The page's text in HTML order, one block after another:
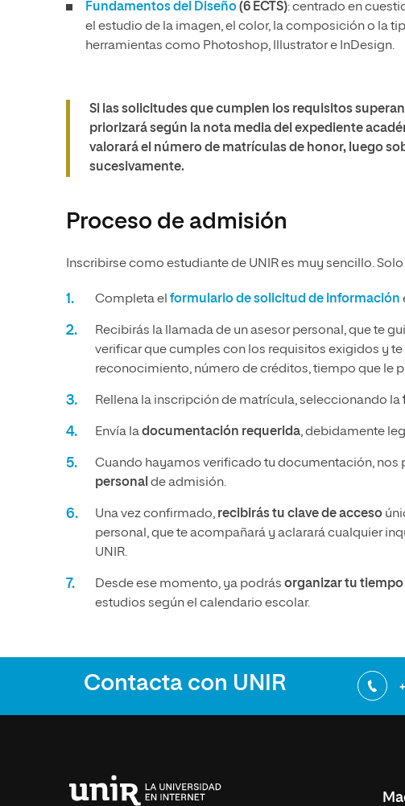
Fundamentos del Diseño(6 ECTS): centrado en
el estudio de la imagen, el color, la composición o la
herramientas como Photoshop, Illustrator e InDesign.
Si las solicitudes que cumplen los requisitos
priorizará según la nota media del expediente
valorará el número de matrículas de honor, luego
sucesivamente.
Proceso de admisión
Inscribirse como estudiante de UNIR es muy sencillo.
Completa el formulario de solicitud de información
Recibirás la llamada de un asesor personal, que te
verificar que cumples con los requisitos exigidos y te
reconocimiento, número de créditos, tiempo que le
Rellena la inscripción de matrícula, seleccionando la
Envía ladocumentación requerida, debidamente
Cuando hayamos verificado tu documentación, nos
personal de admisión.
Una vez confirmado, recibirás tu clave de acceso
personal, que te acompañará y aclarará cualquier
UNIR.
Desde ese momento, ya podrás organizar tu
estudios según el calendario escolar.
Contacta con UNIR